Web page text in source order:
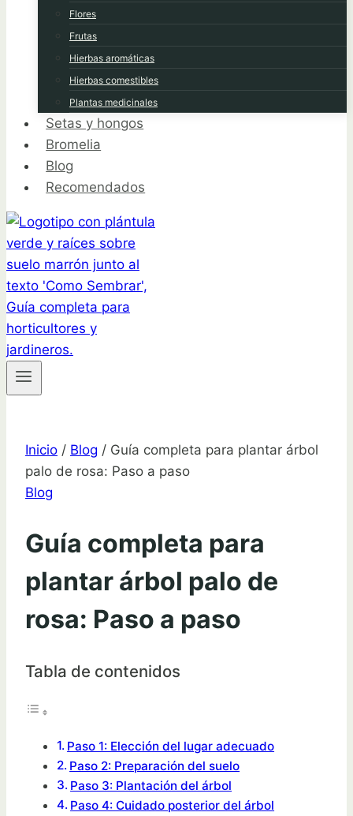
Flores
Frutas
Hierbas aromáticas
Hierbas comestibles
Plantas medicinales
Setas y hongos
Bromelia
Blog
Recomendados
Inicio / Blog / Guía completa para plantar árbol
palo de rosa: Paso a paso
Blog
Guía completa para
plantar árbol palo de
rosa: Paso a paso
Tabla de contenidos
Paso 1: Elección del lugar adecuado
Paso 2: Preparación del suelo
Paso 3: Plantación del árbol
Paso 4: Cuidado posterior del árbol